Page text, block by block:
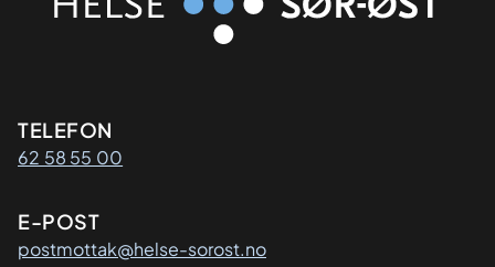
Kontaktinformasjon
TELEFON
62 58 55 00
E-POST
postmottak@helse-sorost.no